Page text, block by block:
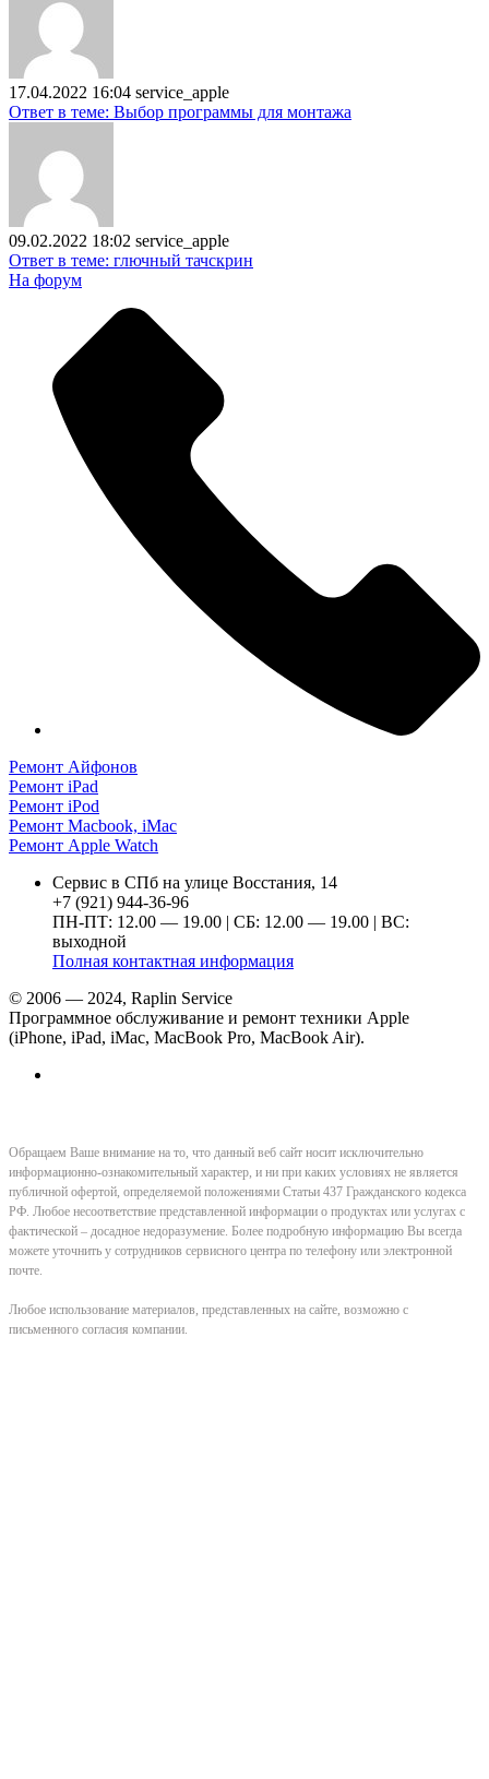
17.04.2022 16:04 service_apple
Ответ в теме: Выбор программы для монтажа
09.02.2022 18:02 service_apple
Ответ в теме: глючный тачскрин
На форум
Ремонт Айфонов
Ремонт iPad
Ремонт iPod
Ремонт Macbook, iMac
Ремонт Apple Watch
Сервис в СПб на улице Восстания, 14
+7 (921) 944-36-96
ПН-ПТ: 12.00 — 19.00 | СБ: 12.00 — 19.00 | ВС:
выходной
Полная контактная информация
© 2006 — 2024, Raplin Service
Программное обслуживание и ремонт техники Apple
(iPhone, iPad, iMac, MacBook Pro, MacBook Air).
Обращаем Ваше внимание на то, что данный веб сайт носит исключительно
информационно-ознакомительный характер, и ни при каких условиях не является
публичной офертой, определяемой положениями Статьи 437 Гражданского кодекса
РФ. Любое несоответствие представленной информации о продуктах или услугах с
фактической – досадное недоразумение. Более подробную информацию Вы всегда
можете уточнить у сотрудников сервисного центра по телефону или электронной
почте.
Любое использование материалов, представленных на сайте, возможно с
письменного согласия компании.